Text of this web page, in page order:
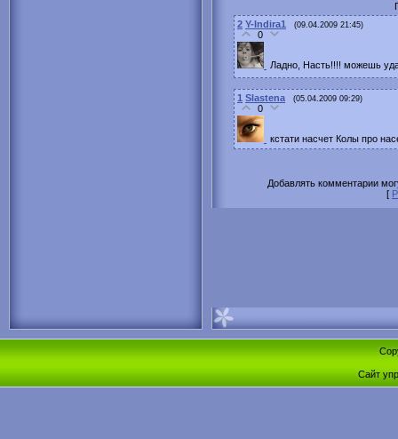
2 Y-Indira1 (09.04.2009 21:45)
0
Ладно, Насть!!!! можешь
1 Slastena (05.04.2009 09:29)
0
кстати насчет Колы про
Добавлять комментарии
[
Сайт